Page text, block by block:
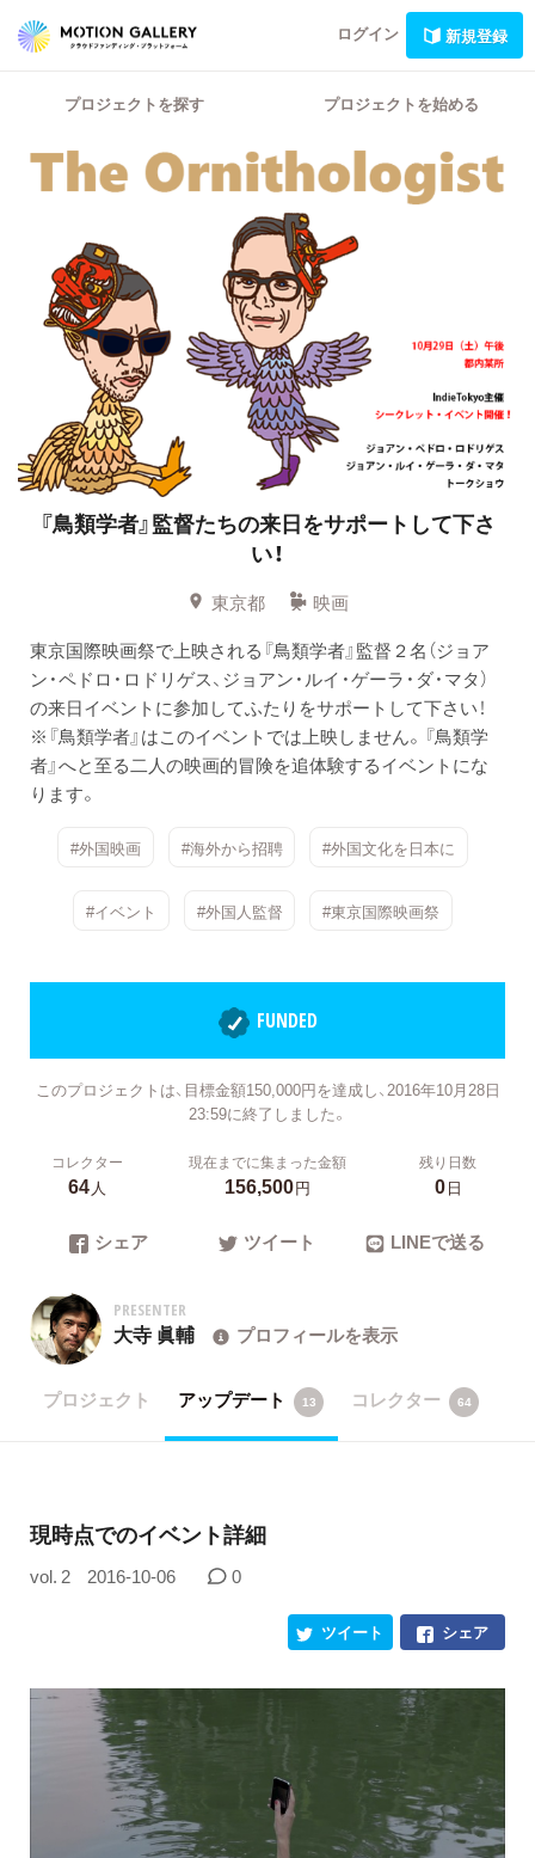
ログイン 新規登録
プロジェクトを探す プロジェクトを始める
『鳥類学者』監督たちの来日をサポートして下さ
い！
東京都
映画
東京国際映画祭で上映される『鳥類学者』監督２名（ジョア
ン・ペドロ・ロドリゲス、ジョアン・ルイ・ゲーラ・ダ・マタ）
の来日イベントに参加してふたりをサポートして下さい！
※『鳥類学者』はこのイベントでは上映しません。『鳥類学
者』へと至る二人の映画的冒険を追体験するイベントにな
ります。
#外国映画 #海外から招聘 #外国文化を日本に
#イベント #外国人監督 #東京国際映画祭
FUNDED
このプロジェクトは、目標金額150,000円を達成し、2016年10月28日
23:59に終了しました。
コレクター
64人
現在までに集まった金額
156,500円
残り日数
0日
シェア ツイート LINEで送る
PRESENTER
大寺 眞輔 プロフィールを表示
プロジェクト アップデート 13 コレクター 64
現時点でのイベント詳細
vol. 2 2016-10-06 0
シェア
ツイート